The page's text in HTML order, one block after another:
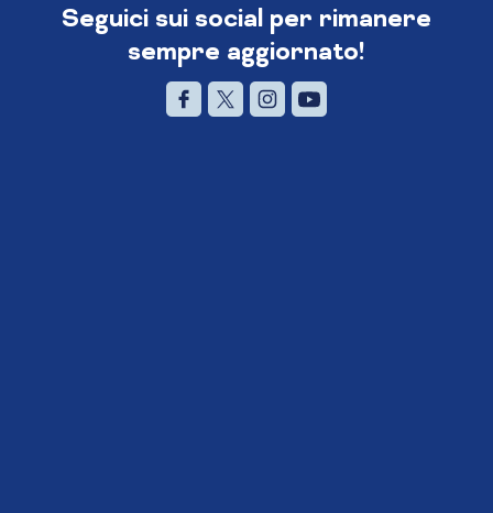
Seguici sui social per rimanere
sempre aggiornato!